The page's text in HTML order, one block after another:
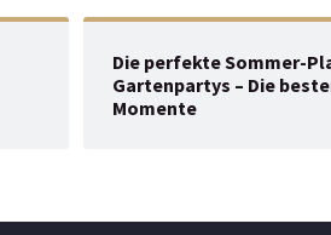
Die perfekte Sommer-
Gartenpartys – Die
Momente